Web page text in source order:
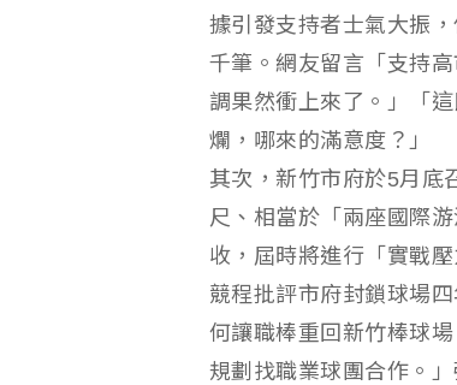
據引發支持者士氣大振
千筆。網友留言「支持
調果然衝上來了。」「
爛，哪來的滿意度？」
其次，新竹市府於5月底
尺、相當於「兩座國際
收，屆時將進行「實戰
競程批評市府封鎖球場
何讓職棒重回新竹棒球
規劃找職業球團合作。